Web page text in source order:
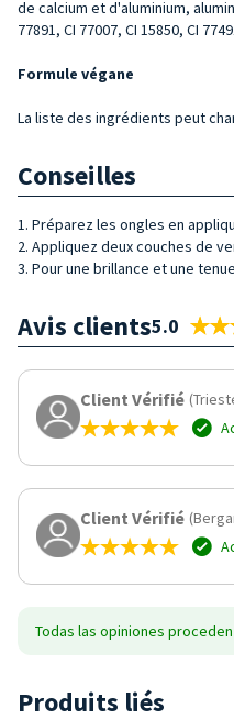
de calcium et d'aluminium,
77891, CI 77007, CI 15850, CI
Formule végane
La liste des ingrédients peut
Conseilles
1. Préparez les ongles en
2. Appliquez deux couches de
3. Pour une brillance et une
Avis clients5.0
Client Vérifié
Client Vérifié
Todas las opiniones
Produits liés